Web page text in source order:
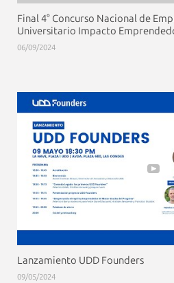
Final 4° Concurso Nacional de
Universitario Impacto
06/09/2024
Lanzamiento UDD Founders
09/05/2024